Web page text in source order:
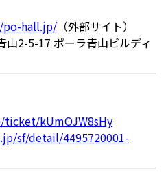
hall.jp/ （外部サイト）
山2-5-17 ポーラ青山ビルディ
kUmOJW8sHy
sf/detail/4495720001-